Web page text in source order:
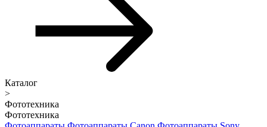
Каталог
>
Фототехника
Фототехника